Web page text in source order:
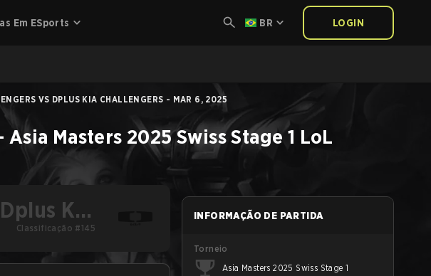
Em ESports BR LOGIN
VS DPLUS KIA CHALLENGERS - MAR 6, 2025
Asia Masters 2025 Swiss Stage 1 LoL
Dplus KIA
Classificação #145
INFORMAÇÃO DE PARTIDA
Torneio
Asia Masters 2025 Swiss Stage 1